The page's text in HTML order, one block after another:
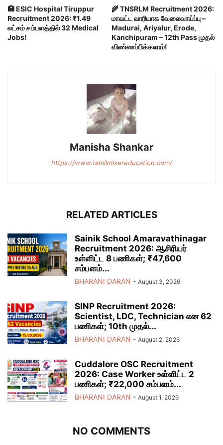
🏥 ESIC Hospital Tiruppur
Recruitment 2026: ₹1.49
லட்சம் சம்பளத்தில் 32 Medical
Jobs!
🌾 TNSRLM Recruitment 2026:
மாவட்ட வாரியாக வேலைவாய்ப்பு –
Madurai, Ariyalur, Erode,
Kanchipuram – 12th Pass முதல்
விண்ணப்பிக்கலாம்!
Manisha Shankar
https://www.tamilmixereducation.com/
RELATED ARTICLES
Sainik School Amaravathinagar
Recruitment 2026: ஆசிரியர்
உள்ளிட்ட 8 பணிகள்; ₹47,600
சம்பளம்...
BHARANI DARAN - August 3, 2026
SINP Recruitment 2026:
Scientist, LDC, Technician என 62
பணிகள்; 10th முதல்...
BHARANI DARAN - August 2, 2026
Cuddalore OSC Recruitment
2026: Case Worker உள்ளிட்ட 2
பணிகள்; ₹22,000 சம்பளம்...
BHARANI DARAN - August 1, 2026
NO COMMENTS